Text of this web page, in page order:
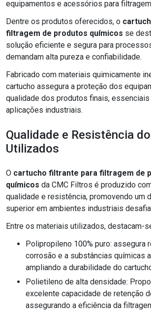
equipamentos e acessórios para
Dentre os produtos oferecidos, o
filtragem de produtos químicos se
solução eficiente e segura para
demandam alta pureza e confiabilidade.
Fabricado com materiais quimicamente
cartucho assegura a proteção dos
qualidade dos produtos finais,
aplicações industriais.
Qualidade e Resistência
Utilizados
O cartucho filtrante para filtragem de
químicos da CMC Filtros é produzido
qualidade e resistência, promovendo um
superior em ambientes industriais
Entre os materiais utilizados, destacam-
Polipropileno 100% puro: assegura resistência à
corrosão e a substâncias químicas
ampliando a durabilidade do
Polietileno de alta densidade: Proporciona uma
excelente capacidade de retenção
assegurando a eficiência da